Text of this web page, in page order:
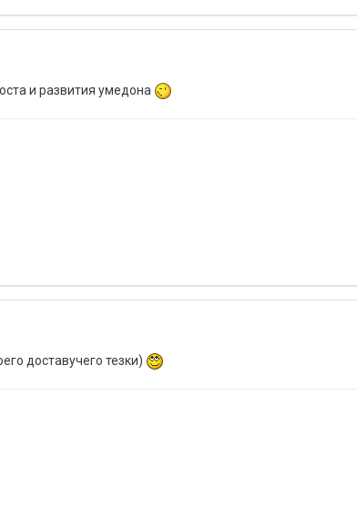
и развития умедона
доставучего тезки)